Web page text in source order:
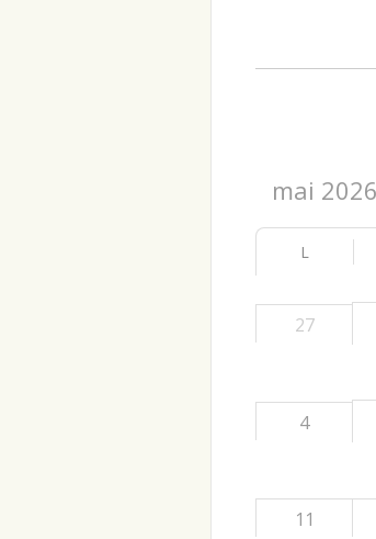
L
27
4
11